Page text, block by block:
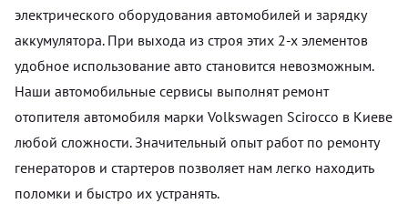
электрического оборудования автомобилей и зарядку
аккумулятора. При выхода из строя этих 2-х элементов
удобное использование авто становится невозможным.
Наши автомобильные сервисы выполнят ремонт
отопителя автомобиля марки Volkswagen Scirocco в Киеве
любой сложности. Значительный опыт работ по ремонту
генераторов и стартеров позволяет нам легко находить
поломки и быстро их устранять.